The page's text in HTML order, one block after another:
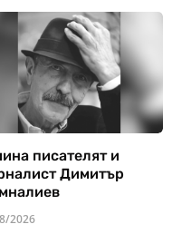
писателят и
Димитър
2026